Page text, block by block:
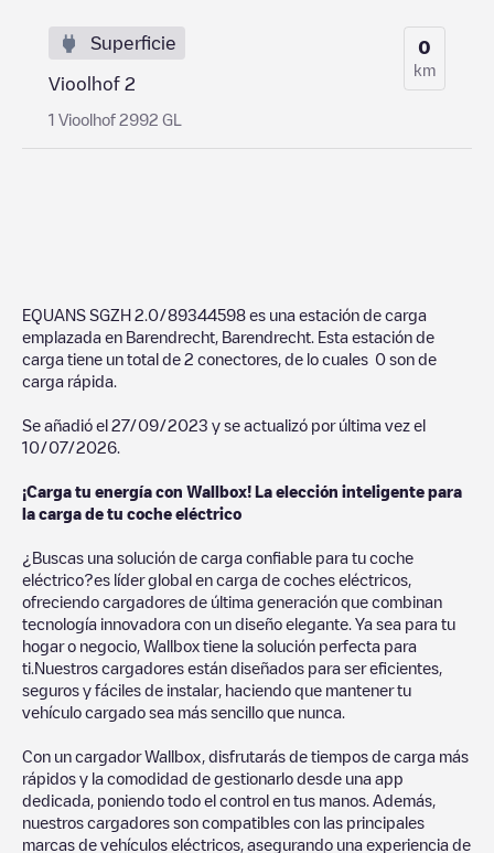
Superficie
Vioolhof 2
1 Vioolhof 2992 GL
0
km
EQUANS SGZH 2.0/89344598 es una estación de carga
emplazada en Barendrecht Barendrecht . Esta estación de
carga tiene un total de 2 conectores, de lo cuales 0 son de
carga rápida.
Se añadió el 27/09/2023 y se actualizó por última vez el
10/07/2026
¡Carga tu energía con Wallbox! La elección inteligente para
la carga de tu coche eléctrico
¿Buscas una solución de carga confiable para tu coche
eléctrico?es líder global en carga de coches eléctricos,
ofreciendo cargadores de última generación que combinan
tecnología innovadora con un diseño elegante. Ya sea para tu
hogar o negocio, Wallbox tiene la solución perfecta para
ti.Nuestros cargadores están diseñados para ser eficientes,
seguros y fáciles de instalar, haciendo que mantener tu
vehículo cargado sea más sencillo que nunca.
Con un cargador Wallbox, disfrutarás de tiempos de carga más
rápidos y la comodidad de gestionarlo desde una app
dedicada, poniendo todo el control en tus manos. Además,
nuestros cargadores son compatibles con las principales
marcas de vehículos eléctricos, asegurando una experiencia de